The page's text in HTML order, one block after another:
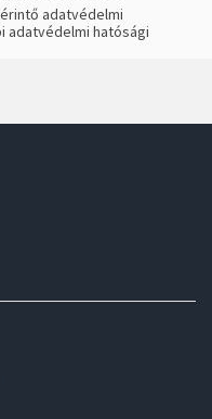
adatvédelmi
adatvédelmi hatósági